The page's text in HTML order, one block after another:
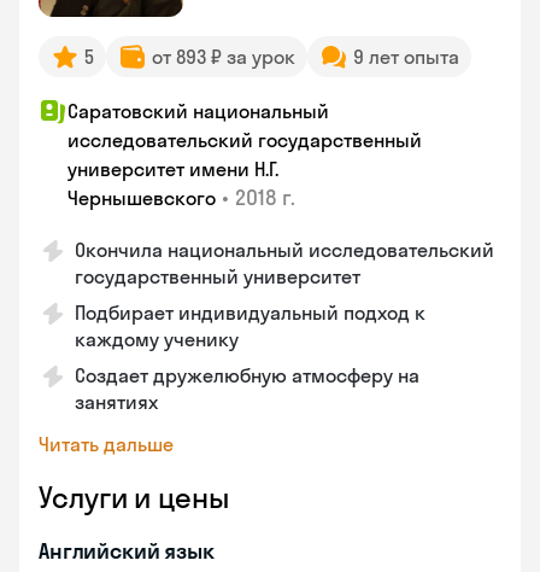
5 от 893 ₽ за урок 9 лет опыта
Саратовский национальный
исследовательский государственный
университет имени Н.Г.
Чернышевского • 2018 г.
Окончила национальный исследовательский
государственный университет
Подбирает индивидуальный подход к
каждому ученику
Создает дружелюбную атмосферу на
занятиях
Читать дальше
Услуги и цены
Английский язык